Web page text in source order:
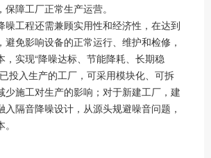
障工厂正常生产运营。
噪工程还需兼顾实用性和经济性，在达到
避免影响设备的正常运行、维护和检修，
，实现“降噪达标、节能降耗、长期稳
投入生产的工厂，可采用模块化、可拆
少施工对生产的影响；对于新建工厂，建
入隔音降噪设计，从源头规避噪音问题，